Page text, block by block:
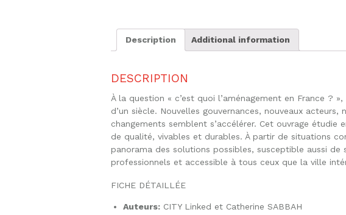
Description Additional information
DESCRIPTION
À la question « c’est quoi l’aménagement en France ?
d’un siècle. Nouvelles gouvernances, nouveaux
changements semblent s’accélérer. Cet ouvrage
de qualité, vivables et durables. À partir de situations
panorama des solutions possibles, susceptible aussi
professionnels et accessible à tous ceux que la ville
FICHE DÉTAILLÉE
Auteurs: CITY Linked et Catherine SABBAH